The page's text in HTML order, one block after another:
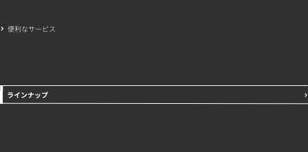
便利なサービス
ラインナップ